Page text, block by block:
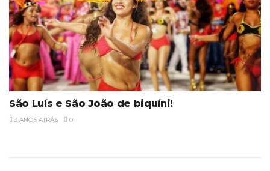
São Luís e São João de biquíni!
3 ANOS ATRÁS 0